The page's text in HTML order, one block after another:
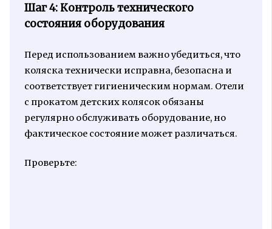
Шаг 4: Контроль технического
состояния оборудования
Перед использованием важно убедиться, что
коляска технически исправна, безопасна и
соответствует гигиеническим нормам. Отели
с прокатом детских колясок обязаны
регулярно обслуживать оборудование, но
фактическое состояние может различаться.
Проверьте: